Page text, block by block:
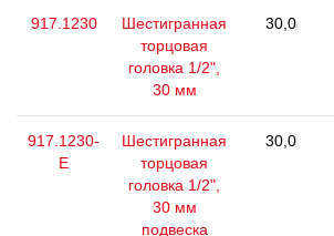
917.1230
Шестигранная
торцовая
головка 1/2",
30 мм
30,0
917.1230-
E
Шестигранная
торцовая
головка 1/2",
30 мм
подвеска
30,0